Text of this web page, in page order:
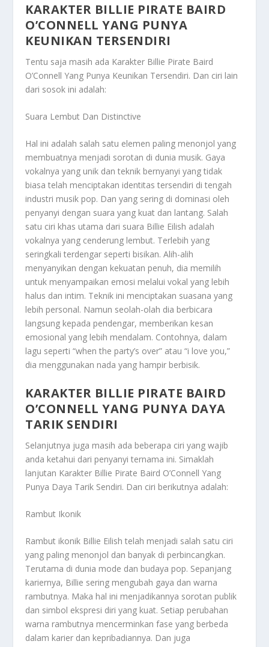
KARAKTER BILLIE PIRATE BAIRD
O’CONNELL YANG PUNYA
KEUNIKAN TERSENDIRI
Tentu saja masih ada Karakter Billie Pirate Baird
O’Connell Yang Punya Keunikan Tersendiri. Dan ciri lain
dari sosok ini adalah:
Suara Lembut Dan Distinctive
Hal ini adalah salah satu elemen paling menonjol yang
membuatnya menjadi sorotan di dunia musik. Gaya
vokalnya yang unik dan teknik bernyanyi yang tidak
biasa telah menciptakan identitas tersendiri di tengah
industri musik pop. Dan yang sering di dominasi oleh
penyanyi dengan suara yang kuat dan lantang. Salah
satu ciri khas utama dari suara Billie Eilish adalah
vokalnya yang cenderung lembut. Terlebih yang
seringkali terdengar seperti bisikan. Alih-alih
menyanyikan dengan kekuatan penuh, dia memilih
untuk menyampaikan emosi melalui vokal yang lebih
halus dan intim. Teknik ini menciptakan suasana yang
lebih personal. Namun seolah-olah dia berbicara
langsung kepada pendengar, memberikan kesan
emosional yang lebih mendalam. Contohnya, dalam
lagu seperti “when the party’s over” atau “i love you,”
dia menggunakan nada yang hampir berbisik.
KARAKTER BILLIE PIRATE BAIRD
O’CONNELL YANG PUNYA DAYA
TARIK SENDIRI
Selanjutnya juga masih ada beberapa ciri yang wajib
anda ketahui dari penyanyi ternama ini. Simaklah
lanjutan Karakter Billie Pirate Baird O’Connell Yang
Punya Daya Tarik Sendiri. Dan ciri berikutnya adalah:
Rambut Ikonik
Rambut ikonik Billie Eilish telah menjadi salah satu ciri
yang paling menonjol dan banyak di perbincangkan.
Terutama di dunia mode dan budaya pop. Sepanjang
kariernya, Billie sering mengubah gaya dan warna
rambutnya. Maka hal ini menjadikannya sorotan publik
dan simbol ekspresi diri yang kuat. Setiap perubahan
warna rambutnya mencerminkan fase yang berbeda
dalam karier dan kepribadiannya. Dan juga